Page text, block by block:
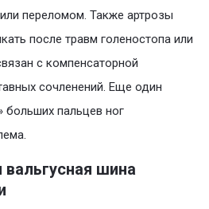
переломом. Также артрозы
после травм голеностопа или
с компенсаторной
сочленений. Еще один
пальцев ног
вальгусная шина